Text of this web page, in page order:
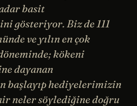
basit
gösteriyor. Biz de 111
ve yılın en çok
kökeni
dayanan
başlayıp hediyelerimizin
neler söylediğine doğru